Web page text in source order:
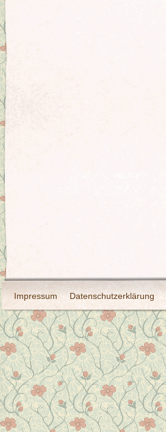
Impressum Datenschutzerklärung